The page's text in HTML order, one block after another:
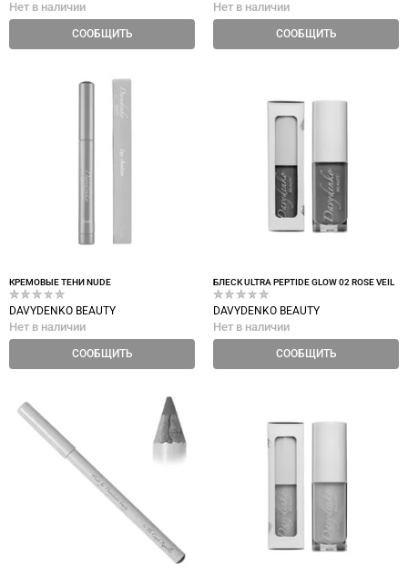
Нет в наличии
СООБЩИТЬ
Нет в наличии
СООБЩИТЬ
КРЕМОВЫЕ ТЕНИ NUDE
DAVYDENKO BEAUTY
Нет в наличии
СООБЩИТЬ
БЛЕСК ULTRA PEPTIDE GLOW 02 ROSE VEIL
DAVYDENKO BEAUTY
Нет в наличии
СООБЩИТЬ